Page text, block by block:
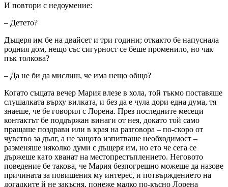
И повтори с недоумение:
– Детето?
Дъщеря им бе на двайсет и три години; откакто бе напуснала
родния дом, нещо със сигурност се беше променило, но чак
пък толкова?
– Да не би да мислиш, че има нещо общо?
Когато същата вечер Мария влезе в хола, той тъкмо поставяше
слушалката върху вилката, и без да е чула дори една дума, тя
знаеше, че бе говорил с Лорена. През последните месеци
контактът бе поддържан винаги от нея, докато той само
пращаше поздрави или в края на разговора – по-скоро от
чувство за дълг, а не защото изпитваше необходимост –
разменяше няколко думи с дъщеря им, но ето че сега се
държеше като хванат на местопрестъплението. Неговото
поведение бе такова, че Мария безпогрешно можеше да назове
причината за повишения му интерес, и потвърждението на
догадките й не закъсня, понеже малко по-късно Лорена